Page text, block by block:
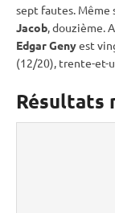
sept fautes. Même
Jacob, douzième.
Edgar Genyest
(12/20), trente-et-
Résultats